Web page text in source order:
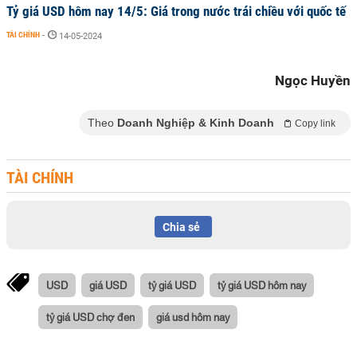
Tỷ giá USD hôm nay 14/5: Giá trong nước trái chiều với quốc tế
TÀI CHÍNH - 14-05-2024
Ngọc Huyền
Theo Doanh Nghiệp & Kinh Doanh Copy link
TÀI CHÍNH
Chia sẻ
USD giá USD tỷ giá USD tỷ giá USD hôm nay
tỷ giá USD chợ đen giá usd hôm nay